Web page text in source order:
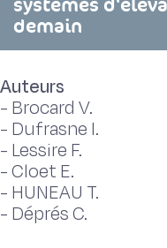
demain
Auteurs
- Brocard V.
- Dufrasne I.
- Lessire F.
-Cloet E.
- HUNEAU T.
- Déprés C.